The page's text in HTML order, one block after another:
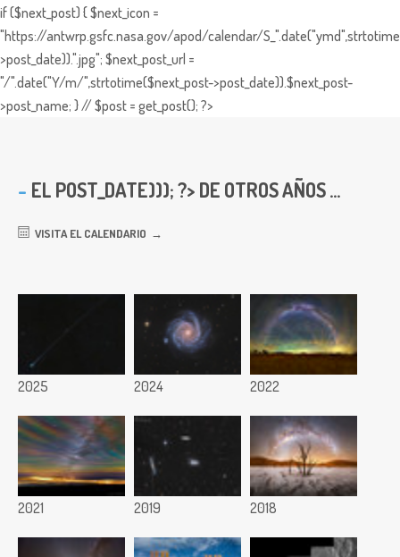
if ($next_post) { $next_icon =
"https://antwrp.gsfc.nasa.gov/apod/calendar/
>post_date)).".jpg"; $next_post_url =
"/".date("Y/m/",strtotime($next_post->post_date)).$next_post-
>post_name; } // $post = get_post(); ?>
EL POST_DATE))); ?> DE OTROS AÑOS ...
VISITA EL CALENDARIO
2025 2024 2022
2021 2019 2018